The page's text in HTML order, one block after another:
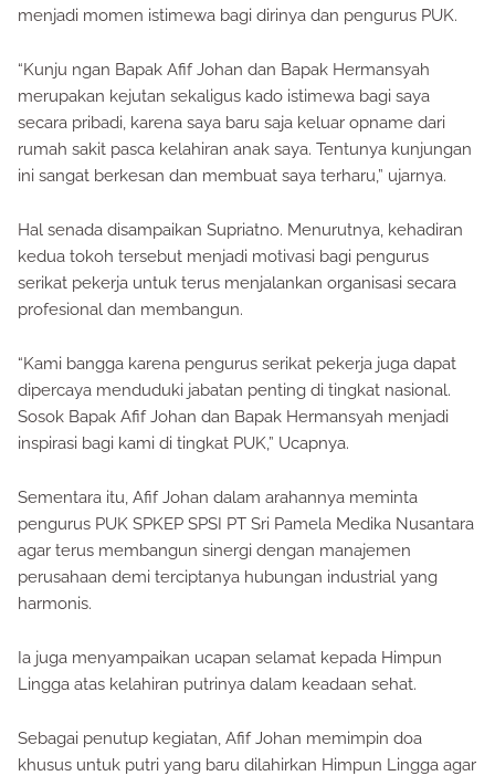
menjadi momen istimewa bagi dirinya dan pengurus PUK.
“Kunju ngan Bapak Afif Johan dan Bapak Hermansyah
merupakan kejutan sekaligus kado istimewa bagi saya
secara pribadi, karena saya baru saja keluar opname dari
rumah sakit pasca kelahiran anak saya. Tentunya kunjungan
ini sangat berkesan dan membuat saya terharu,” ujarnya.
Hal senada disampaikan Supriatno. Menurutnya, kehadiran
kedua tokoh tersebut menjadi motivasi bagi pengurus
serikat pekerja untuk terus menjalankan organisasi secara
profesional dan membangun.
“Kami bangga karena pengurus serikat pekerja juga dapat
dipercaya menduduki jabatan penting di tingkat nasional.
Sosok Bapak Afif Johan dan Bapak Hermansyah menjadi
inspirasi bagi kami di tingkat PUK,” Ucapnya.
Sementara itu, Afif Johan dalam arahannya meminta
pengurus PUK SPKEP SPSI PT Sri Pamela Medika Nusantara
agar terus membangun sinergi dengan manajemen
perusahaan demi terciptanya hubungan industrial yang
harmonis.
Ia juga menyampaikan ucapan selamat kepada Himpun
Lingga atas kelahiran putrinya dalam keadaan sehat.
Sebagai penutup kegiatan, Afif Johan memimpin doa
khusus untuk putri yang baru dilahirkan Himpun Lingga agar